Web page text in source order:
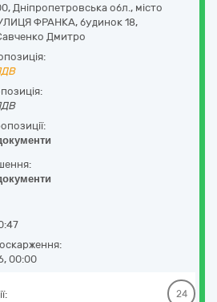
Дніпропетровська обл., місто
ФРАНКА, будинок 18,
Дмитро
00:00
24